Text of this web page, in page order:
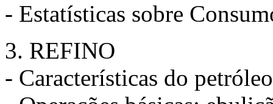
- Estatísticas sobre
3. REFINO
- Características do